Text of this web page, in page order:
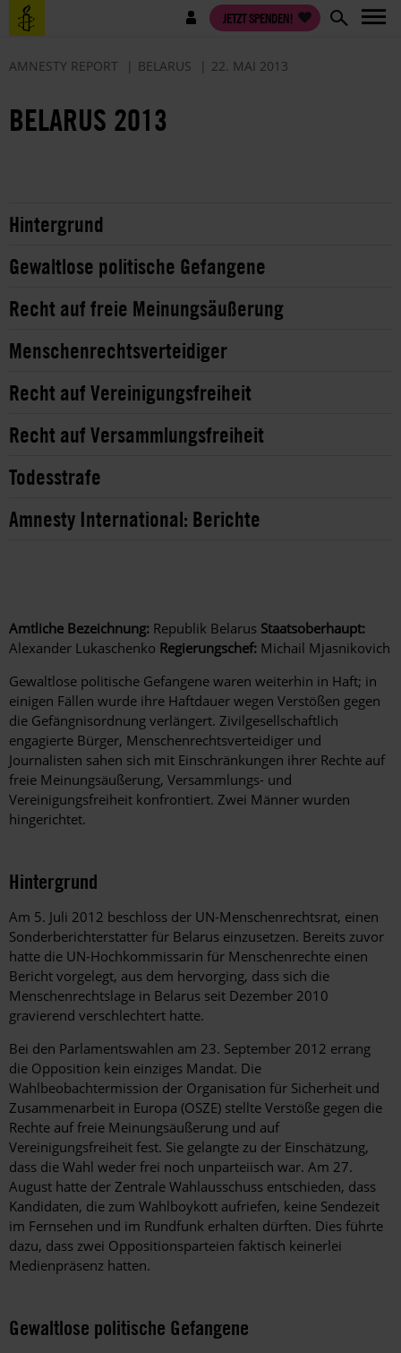
Direkt
zum
Benutzermenü JETZT SPENDEN!
AMNESTY REPORT BELARUS 22. MAI 2013
BELARUS 2013
Hintergrund
Gewaltlose politische Gefangene
Recht auf freie Meinungsäußerung
Menschenrechtsverteidiger
Recht auf Vereinigungsfreiheit
Recht auf Versammlungsfreiheit
Todesstrafe
Amnesty International: Berichte
Amtliche Bezeichnung: Republik Belarus Staatsoberhaupt:
Alexander Lukaschenko Regierungschef: Michail Mjasnikovich
Gewaltlose politische Gefangene waren weiterhin in Haft; in
einigen Fällen wurde ihre Haftdauer wegen Verstößen gegen
die Gefängnisordnung verlängert. Zivilgesellschaftlich
engagierte Bürger, Menschenrechtsverteidiger und
Journalisten sahen sich mit Einschränkungen ihrer Rechte auf
freie Meinungsäußerung, Versammlungs- und
Vereinigungsfreiheit konfrontiert. Zwei Männer wurden
hingerichtet.
Hintergrund
Am 5. Juli 2012 beschloss der UN-Menschenrechtsrat, einen
Sonderberichterstatter für Belarus einzusetzen. Bereits zuvor
hatte die UN-Hochkommissarin für Menschenrechte einen
Bericht vorgelegt, aus dem hervorging, dass sich die
Menschenrechtslage in Belarus seit Dezember 2010
gravierend verschlechtert hatte.
Bei den Parlamentswahlen am 23. September 2012 errang
die Opposition kein einziges Mandat. Die
Wahlbeobachtermission der Organisation für Sicherheit und
Zusammenarbeit in Europa (OSZE) stellte Verstöße gegen die
Rechte auf freie Meinungsäußerung und auf
Vereinigungsfreiheit fest. Sie gelangte zu der Einschätzung,
dass die Wahl weder frei noch unparteiisch war. Am 27.
August hatte der Zentrale Wahlausschuss entschieden, dass
Kandidaten, die zum Wahlboykott aufriefen, keine Sendezeit
im Fernsehen und im Rundfunk erhalten dürften. Dies führte
dazu, dass zwei Oppositionsparteien faktisch keinerlei
Medienpräsenz hatten.
Gewaltlose politische Gefangene